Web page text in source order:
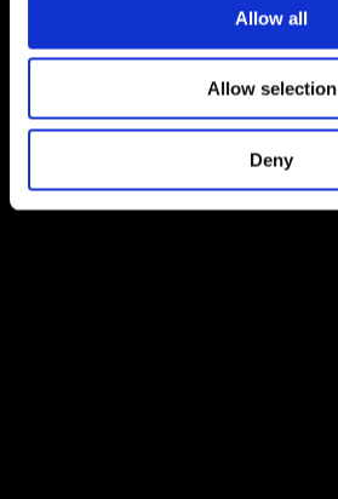
Allow all
Allow selection
Deny